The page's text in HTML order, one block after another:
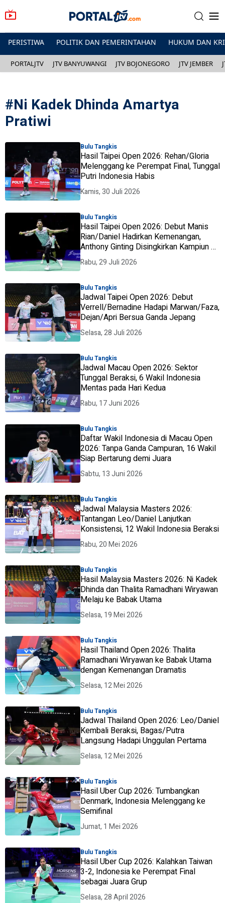
PERISTIWA POLITIK DAN PEMERINTAHAN HUKUM DAN
PORTALJTV JTV BANYUWANGI JTV BOJONEGORO JTV JEMBER
#Ni Kadek Dhinda Amartya
Pratiwi
Bulu Tangkis
Hasil Taipei Open 2026: Rehan/Gloria
Melenggang ke Perempat Final, Tunggal
Putri Indonesia Habis
Kamis, 30 Juli 2026
Bulu Tangkis
Hasil Taipei Open 2026: Debut Manis
Rian/Daniel Hadirkan Kemenangan,
Anthony Ginting Disingkirkan Kampiun All
England
Rabu, 29 Juli 2026
Bulu Tangkis
Jadwal Taipei Open 2026: Debut
Verrell/Bernadine Hadapi Marwan/Faza,
Dejan/Apri Bersua Ganda Jepang
Selasa, 28 Juli 2026
Bulu Tangkis
Jadwal Macau Open 2026: Sektor
Tunggal Beraksi, 6 Wakil Indonesia
Mentas pada Hari Kedua
Rabu, 17 Juni 2026
Bulu Tangkis
Daftar Wakil Indonesia di Macau Open
2026: Tanpa Ganda Campuran, 16 Wakil
Siap Bertarung demi Juara
Sabtu, 13 Juni 2026
Bulu Tangkis
Jadwal Malaysia Masters 2026:
Tantangan Leo/Daniel Lanjutkan
Konsistensi, 12 Wakil Indonesia Beraksi
Rabu, 20 Mei 2026
Bulu Tangkis
Hasil Malaysia Masters 2026: Ni Kadek
Dhinda dan Thalita Ramadhani Wiryawan
Melaju ke Babak Utama
Selasa, 19 Mei 2026
Bulu Tangkis
Hasil Thailand Open 2026: Thalita
Ramadhani Wiryawan ke Babak Utama
dengan Kemenangan Dramatis
Selasa, 12 Mei 2026
Bulu Tangkis
Jadwal Thailand Open 2026: Leo/Daniel
Kembali Beraksi, Bagas/Putra
Langsung Hadapi Unggulan Pertama
Selasa, 12 Mei 2026
Bulu Tangkis
Hasil Uber Cup 2026: Tumbangkan
Denmark, Indonesia Melenggang ke
Semifinal
Jumat, 1 Mei 2026
Bulu Tangkis
Hasil Uber Cup 2026: Kalahkan Taiwan
3-2, Indonesia ke Perempat Final
sebagai Juara Grup
Selasa, 28 April 2026